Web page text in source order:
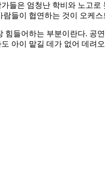
들은 엄청난 학비와 노고
들이 협연하는 것이 오케스
들어하는 부분이란다.
아이 맡길 데가 없어 데려